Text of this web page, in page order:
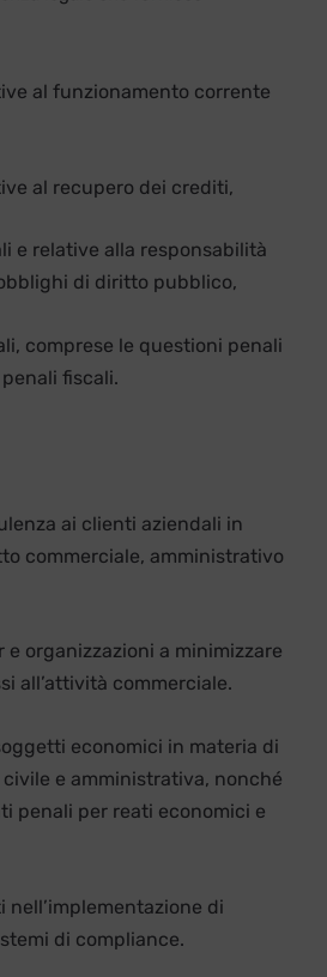
al funzionamento corrente
al recupero dei crediti,
e relative alla responsabilità
di diritto pubblico,
comprese le questioni penali
fiscali.
ai clienti aziendali in
commerciale, amministrativo
e organizzazioni a minimizzare
all’attività commerciale.
economici in materia di
e amministrativa, nonché
penali per reati economici e
nell’implementazione di
di compliance.